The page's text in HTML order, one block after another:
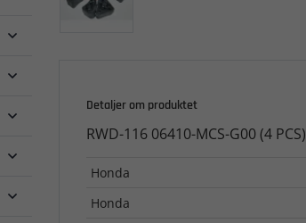





Detaljer om produktet
RWD-116 06410-MCS-G00 (4 PCS)
Honda
Honda